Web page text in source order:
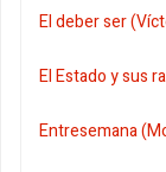
El deber ser
El Estado y sus
Entresemana